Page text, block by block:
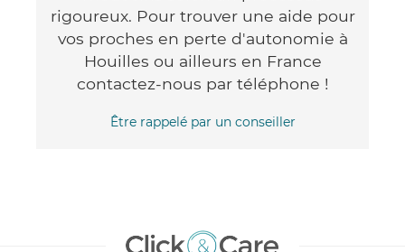
rigoureux. Pour trouver une aide pour
vos proches en perte d'autonomie à
Houilles ou ailleurs en France
contactez-nous par téléphone !
Être rappelé par un conseiller